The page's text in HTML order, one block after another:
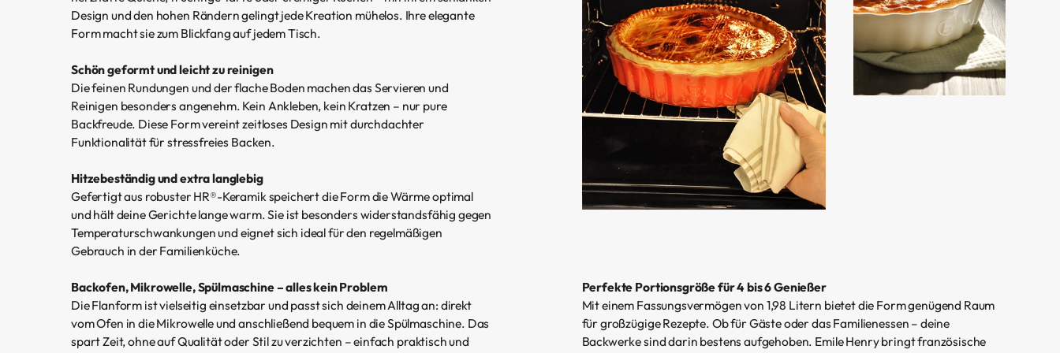
Design und den hohen Rändern gelingt jede Kreation mühelos. Ihre elegante
Form macht sie zum Blickfang auf jedem Tisch.
Schön geformt und leicht zu reinigen
Die feinen Rundungen und der flache Boden machen das Servieren und
Reinigen besonders angenehm. Kein Ankleben, kein Kratzen – nur pure
Backfreude. Diese Form vereint zeitloses Design mit durchdachter
Funktionalität für stressfreies Backen.
Hitzebeständig und extra langlebig
Gefertigt aus robuster HR®-Keramik speichert die Form die Wärme optimal
und hält deine Gerichte lange warm. Sie ist besonders widerstandsfähig gegen
Temperaturschwankungen und eignet sich ideal für den regelmäßigen
Gebrauch in der Familienküche.
Backofen, Mikrowelle, Spülmaschine – alles kein Problem
Die Flanform ist vielseitig einsetzbar und passt sich deinem Alltag an: direkt
vom Ofen in die Mikrowelle und anschließend bequem in die Spülmaschine. Das
spart Zeit, ohne auf Qualität oder Stil zu verzichten – einfach praktisch und
Perfekte Portionsgröße für 4 bis 6 Genießer
Mit einem Fassungsvermögen von 1,98 Litern bietet die Form genügend Raum
für großzügige Rezepte. Ob für Gäste oder das Familienessen – deine
Backwerke sind darin bestens aufgehoben. Emile Henry bringt französische